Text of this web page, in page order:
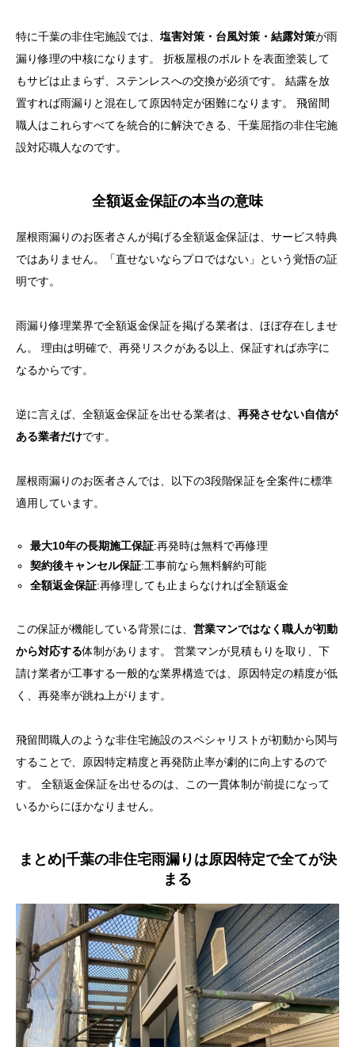
特に千葉の非住宅施設では、 塩害対策・台風対策・結露対策が雨
漏り修理の中核になります。 折板屋根のボルトを表面塗装して
もサビは止まらず、ステンレスへの交換が必須です。 結露を放
置すれば雨漏りと混在して原因特定が困難になります。 飛留間
職人はこれらすべてを統合的に解決できる、千葉屈指の非住宅施
設対応職人なのです。
全額返金保証の本当の意味
屋根雨漏りのお医者さんが掲げる全額返金保証は、サービス特典
ではありません。「直せないならプロではない」という覚悟の証
明です。
雨漏り修理業界で全額返金保証を掲げる業者は、ほぼ存在しませ
ん。 理由は明確で、再発リスクがある以上、保証すれば赤字に
なるからです。
逆に言えば、全額返金保証を出せる業者は、 再発させない自信が
ある業者だけです。
屋根雨漏りのお医者さんでは、以下の3段階保証を全案件に標準
適用しています。
最大10年の長期施工保証:再発時は無料で再修理
契約後キャンセル保証:工事前なら無料解約可能
全額返金保証:再修理しても止まらなければ全額返金
この保証が機能している背景には、 営業マンではなく職人が初動
から対応する体制があります。 営業マンが見積もりを取り、下
請け業者が工事する一般的な業界構造では、原因特定の精度が低
く、再発率が跳ね上がります。
飛留間職人のような非住宅施設のスペシャリストが初動から関与
することで、原因特定精度と再発防止率が劇的に向上するので
す。 全額返金保証を出せるのは、この一貫体制が前提になって
いるからにほかなりません。
まとめ|千葉の非住宅雨漏りは原因特定で全てが決
まる